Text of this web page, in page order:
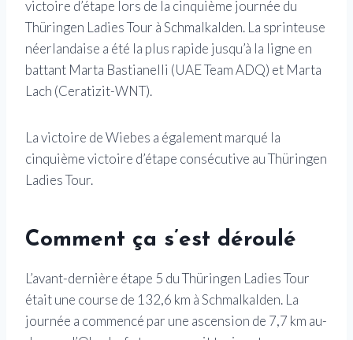
victoire d’étape lors de la cinquième journée du
Thüringen Ladies Tour à Schmalkalden. La sprinteuse
néerlandaise a été la plus rapide jusqu’à la ligne en
battant Marta Bastianelli (UAE Team ADQ) et Marta
Lach (Ceratizit-WNT).
La victoire de Wiebes a également marqué la
cinquième victoire d’étape consécutive au Thüringen
Ladies Tour.
Comment ça s’est déroulé
L’avant-dernière étape 5 du Thüringen Ladies Tour
était une course de 132,6 km à Schmalkalden. La
journée a commencé par une ascension de 7,7 km au-